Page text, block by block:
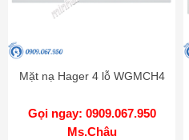
Mặt nạ Hager 4 lỗ WGMCH4
Gọi ngay: 0909.067.950
Ms.Châu